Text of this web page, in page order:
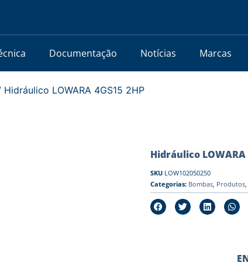
Documentação Notícias Marcas
Hidráulico LOWARA 4GS15 2HP
Hidráulico LOWARA
SKU LOW102050250
Categorias: Bombas, Produtos,